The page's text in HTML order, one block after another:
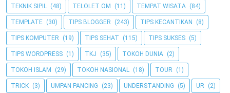
TEKNIK SIPIL (48) TELOLET OM (11) TEMPAT WISATA (84)
TEMPLATE (30) TIPS BLOGGER (243) TIPS KECANTIKAN (8)
TIPS KOMPUTER (19) TIPS SEHAT (115) TIPS SUKSES (5)
TIPS WORDPRESS (1) TKJ (35) TOKOH DUNIA (2)
TOKOH ISLAM (29) TOKOH NASIONAL (18) TOUR (1)
TRICK (3) UMPAN PANCING (23) UNDERSTANDING (5) UR (2)